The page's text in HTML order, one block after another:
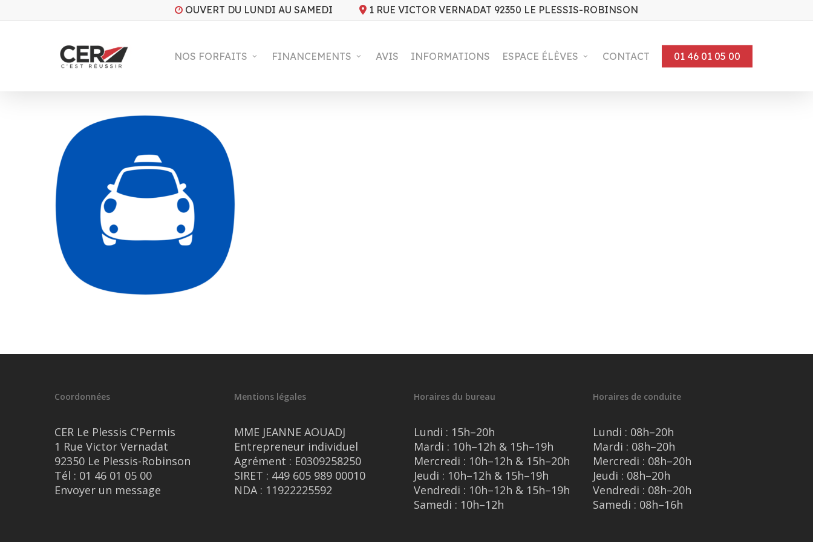
to
OUVERT DU LUNDI AU SAMEDI 1 RUE VICTOR VERNADAT 92350 LE PLESSIS-ROBINSON
NOS FORFAITS FINANCEMENTS AVIS INFORMATIONS ESPACE ÉLÈVES CONTACT 01 46 01 05 00
Coordonnées
CER Le Plessis C'Permis
1 Rue Victor Vernadat
92350 Le Plessis-Robinson
Tél : 01 46 01 05 00
Envoyer un message
Mentions légales
MME JEANNE AOUADJ
Entrepreneur individuel
Agrément : E0309258250
SIRET : 449 605 989 00010
NDA : 11922225592
Horaires du bureau
Lundi : 15h–20h
Mardi : 10h–12h & 15h–19h
Mercredi : 10h–12h & 15h–20h
Jeudi : 10h–12h & 15h–19h
Vendredi : 10h–12h & 15h–19h
Samedi : 10h–12h
Horaires de conduite
Lundi : 08h–20h
Mardi : 08h–20h
Mercredi : 08h–20h
Jeudi : 08h–20h
Vendredi : 08h–20h
Samedi : 08h–16h